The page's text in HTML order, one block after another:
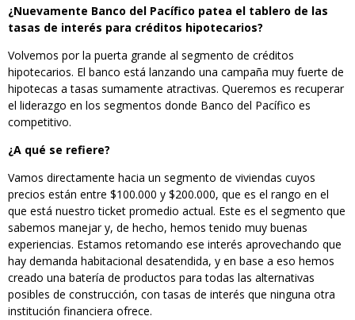
¿Nuevamente Banco del Pacífico patea el tablero de las
tasas de interés para créditos hipotecarios?
Volvemos por la puerta grande al segmento de créditos
hipotecarios. El banco está lanzando una campaña muy fuerte de
hipotecas a tasas sumamente atractivas. Queremos es recuperar
el liderazgo en los segmentos donde Banco del Pacífico es
competitivo.
¿A qué se refiere?
Vamos directamente hacia un segmento de viviendas cuyos
precios están entre $100.000 y $200.000, que es el rango en el
que está nuestro ticket promedio actual. Este es el segmento que
sabemos manejar y, de hecho, hemos tenido muy buenas
experiencias. Estamos retomando ese interés aprovechando que
hay demanda habitacional desatendida, y en base a eso hemos
creado una batería de productos para todas las alternativas
posibles de construcción, con tasas de interés que ninguna otra
institución financiera ofrece.